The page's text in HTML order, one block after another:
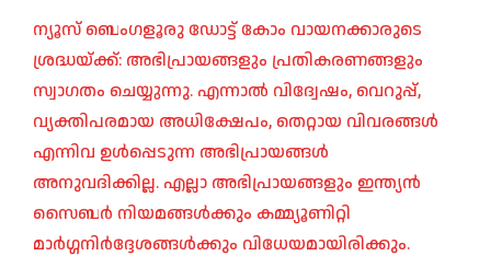
ന്യൂസ് ബെംഗളൂരു ഡോട്ട് കോം വായനക്കാരുടെ
ശ്രദ്ധയ്ക്ക്: അഭിപ്രായങ്ങളും പ്രതികരണങ്ങളും
സ്വാഗതം ചെയ്യുന്നു. എന്നാൽ വിദ്വേഷം, വെറുപ്പ്,
വ്യക്തിപരമായ അധിക്ഷേപം, തെറ്റായ വിവരങ്ങൾ
എന്നിവ ഉൾപ്പെടുന്ന അഭിപ്രായങ്ങൾ
അനുവദിക്കില്ല. എല്ലാ അഭിപ്രായങ്ങളും ഇന്ത്യൻ
സൈബർ നിയമങ്ങൾക്കും കമ്മ്യൂണിറ്റി
മാർഗ്ഗനിർദ്ദേശങ്ങൾക്കും വിധേയമായിരിക്കും.